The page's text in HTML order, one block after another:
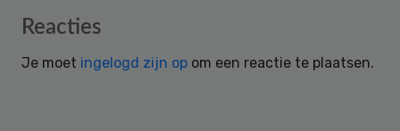
Reader
Reacties
Je moet ingelogd zijn op om een reactie te plaatsen.